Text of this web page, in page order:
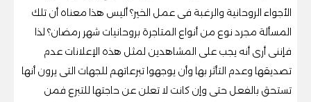
الأجواء الروحانية والرغبة فى عمل الخير؟ أليس هذا معناه أن تلك
المسألة مجرد نوع من أنواع المتاجرة بروحانيات شهر رمضان؟ لذا
فإننى أرى أنه يجب على المشاهدين لمثل هذه الإعلانات عدم
تصديقها وعدم التأثر بها وأن يوجهوا تبرعاتهم للجهات التى يرون أنها
تستحق بالفعل حتى وإن كانت لا تعلن عن حاجتها للتبرع فمن